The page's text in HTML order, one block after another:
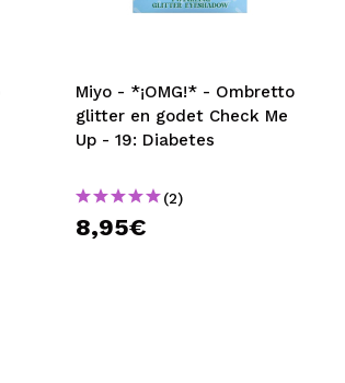
Miyo - *¡OMG!* - Ombretto
glitter en godet Check Me
Up - 19: Diabetes
(2)
8,95€